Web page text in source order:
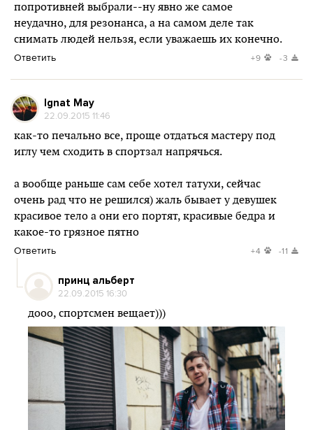
попротивней выбрали--ну явно же самое
неудачно, для резонанса, а на самом деле так
снимать людей нельзя, если уважаешь их конечно.
Ответить +9 -3
Ignat May
22.09.2015 11:46
как-то печально все, проще отдаться мастеру под
иглу чем сходить в спортзал напрячься.
а вообще раньше сам себе хотел татухи, сейчас
очень рад что не решился) жаль бывает у девушек
красивое тело а они его портят, красивые бедра и
какое-то грязное пятно
Ответить +4 -11
принц альберт
22.09.2015 16:30
дооо, спортсмен вещает)))